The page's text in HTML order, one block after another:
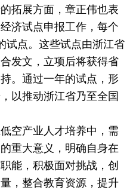
拓展方面，章正伟也表
济试点申报工作，每个
试点。这些试点由浙江省
发文，立项后将获得省
。通过一年的试点，形
以推动浙江省乃至全国
空产业人才培养中，需
重大意义，明确自身在
能，积极面对挑战，创
，整合教育资源，提升